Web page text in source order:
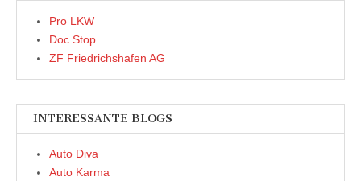
Pro LKW
Doc Stop
ZF Friedrichshafen AG
INTERESSANTE BLOGS
Auto Diva
Auto Karma